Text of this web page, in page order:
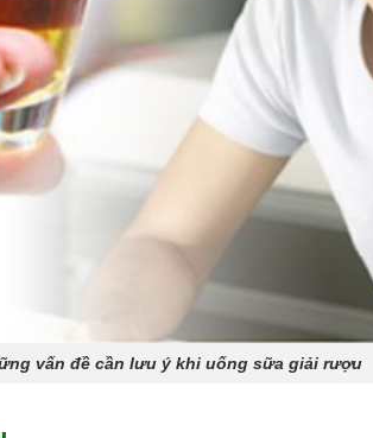
vấn đề cần lưu ý khi uống sữa giải rượu